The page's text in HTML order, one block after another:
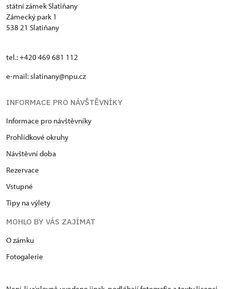
státní zámek Slatiňany
Zámecký park 1
538 21 Slatiňany
tel.: +420 469 681 112
e-mail: slatinany@npu.cz
INFORMACE PRO NÁVŠTĚVNÍKY
Informace pro návštěvníky
Prohlídkové okruhy
Návštěvní doba
Rezervace
Vstupné
Tipy na výlety
MOHLO BY VÁS ZAJÍMAT
O zámku
Fotogalerie